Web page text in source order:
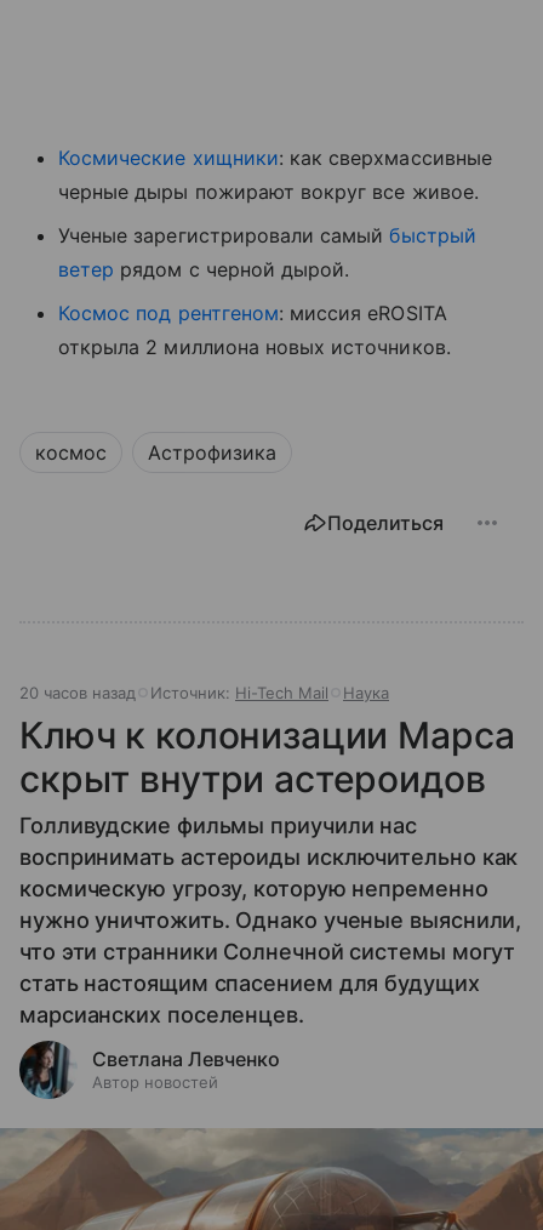
Космические хищники: как сверхмассивные
черные дыры пожирают вокруг все живое.
Ученые зарегистрировали самыйбыстрый
ветер рядом с черной дырой.
Космос под рентгеном: миссия eROSITA
открыла 2 миллиона новых источников.
космос Астрофизика
Поделиться
20 часов назад Источник: Hi-Tech Mail Наука
Ключ к колонизации Марса
скрыт внутри астероидов
Голливудские фильмы приучили нас
воспринимать астероиды исключительно как
космическую угрозу, которую непременно
нужно уничтожить. Однако ученые выяснили,
что эти странники Солнечной системы могут
стать настоящим спасением для будущих
марсианских поселенцев.
Светлана Левченко
Автор новостей